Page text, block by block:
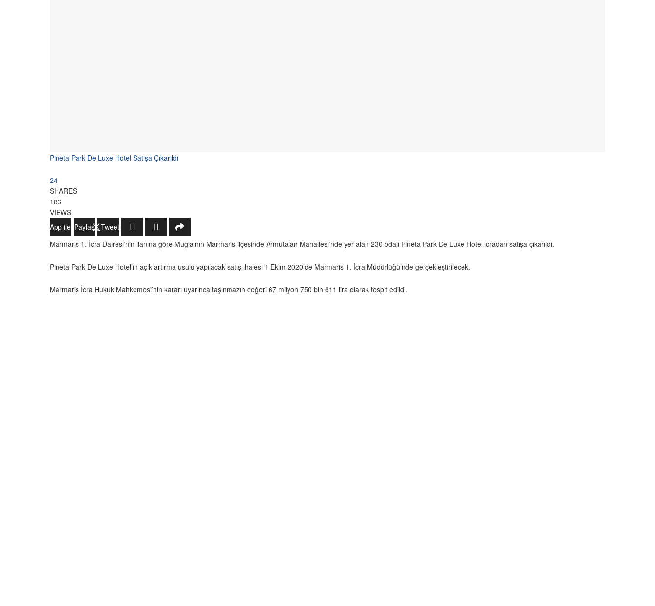
Pineta Park De Luxe Hotel Satışa Çıkarıldı
24
SHARES
186
VIEWS
WhatsApp ile Gönder
Paylaş
Tweetle
Marmaris 1. İcra Dairesi’nin ilanına göre Muğla’nın Marmaris ilçesinde Armutalan Mahallesi’nde yer alan 230 odalı Pineta Park De Luxe Hotel icradan satışa çıkarıldı.
Pineta Park De Luxe Hotel’in açık artırma usulü yapılacak satış ihalesi 1 Ekim 2020’de Marmaris 1. İcra Müdürlüğü’nde gerçekleştirilecek.
Marmaris İcra Hukuk Mahkemesi’nin kararı uyarınca taşınmazın değeri 67 milyon 750 bin 611 lira olarak tespit edildi.